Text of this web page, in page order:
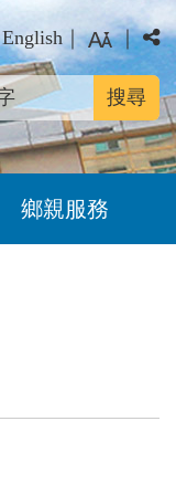
English ｜ ｜
鄉親服務